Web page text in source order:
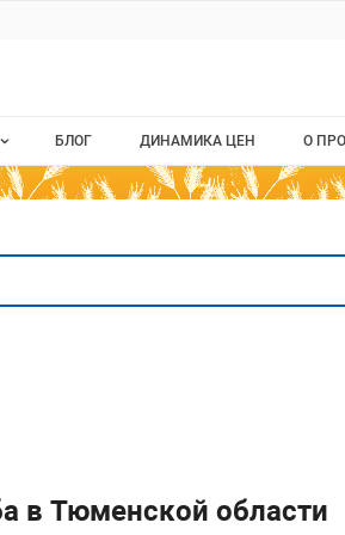
рынка
БЛОГ ДИНАМИКА ЦЕН О
О
в Тюменской области